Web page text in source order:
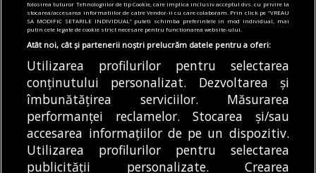
de lei pentru drifturi și
curse de stradă în
județul Ilfov. Brigada
Rutieră continuă
controalele
Brigada Rutieră a dat
amenzi de peste
30.000 de lei pentru
drifturi...
08/08/2026
10-16 august. Programul
complet al instituțiilor
de cultură din
subordinea PMB
Primăria Municipiului
București (PMB), ne
spune unde ieșim în
săptămâna 10-16
august,...
DEALEXANDRU STAN 08/08/2026
folosirea tuturor Tehnologiilor de tip Cookie, care implica inclusiv acceptul dvs. cu privire la
stocarea/accesarea informatiilor de catre Vendor-ii cu care colaboram. Prin click pe “VREAU
SA MODIFIC SETARILE INDIVIDUAL” puteti schimba preferintele in mod individual, mai
putin cele legate de cookie strict necesare pentru functionarea website-ului.
Atât noi, cât și partenerii noștri prelucrăm datele pentru a oferi:
Utilizarea profilurilor pentru selectarea
conținutului personalizat. Dezvoltarea și
îmbunătățirea serviciilor. Măsurarea
performanței reclamelor. Stocarea și/sau
accesarea informațiilor de pe un dispozitiv.
Utilizarea profilurilor pentru selectarea
publicității personalizate. Crearea